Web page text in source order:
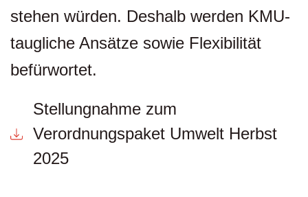
stehen würden. Deshalb werden KMU-
taugliche Ansätze sowie Flexibilität
befürwortet.
Stellungnahme zum
Verordnungspaket Umwelt Herbst
2025